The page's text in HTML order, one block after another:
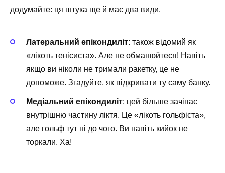
додумайте: ця штука ще й має два види.
Латеральний епікондиліт: також відомий як
«лікоть тенісиста». Але не обманюйтеся! Навіть
якщо ви ніколи не тримали ракетку, це не
допоможе. Згадуйте, як відкривати ту саму банку.
Медіальний епікондиліт: цей більше зачіпає
внутрішню частину ліктя. Це «лікоть гольфіста»,
але гольф тут ні до чого. Ви навіть кийок не
торкали. Ха!